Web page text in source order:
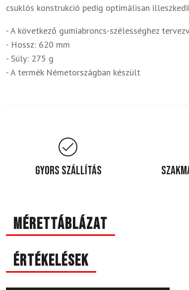
csuklós konstrukció pedig optimálisan
- A következő gumiabroncs-szélességhez
- Hossz: 620 mm
- Súly: 275 g
- A termék Németországban készült
Gyors szállítás
Mérettáblázat
Értékelések